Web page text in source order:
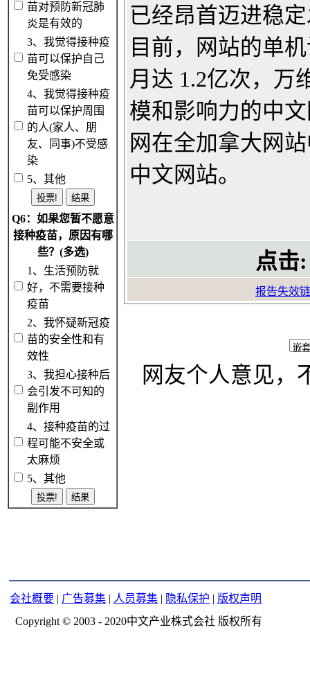
苗对预防新冠肺
炎是有效的
3、我觉得接种疫
苗可以保护自己
免受感染
4、我觉得接种疫
苗可以保护周围
的人(家人、朋
友、同事)不受感
染
5、其他
Q6：如果您暂不愿意
接种疫苗，原因有哪
些？(多选)
1、生活预防就
好，不需要接种
疫苗
2、我怀疑新冠疫
苗的安全性和有
效性
3、我担心接种后
会引发不可知的
副作用
4、接种疫苗的过
程可能不安全或
太麻烦
5、其他
已经昂首迈进稳
目前，网站的单
月达 1.2亿次，万
模和影响力的中
网在全加拿大网
中文网站。
点击:
报告失效
网友个人意见，
会社概要 | 广告募集 | 人员募集 | 隐私保护 | 版权声明
Copyright © 2003 - 2020中文产业株式会社 版权所有